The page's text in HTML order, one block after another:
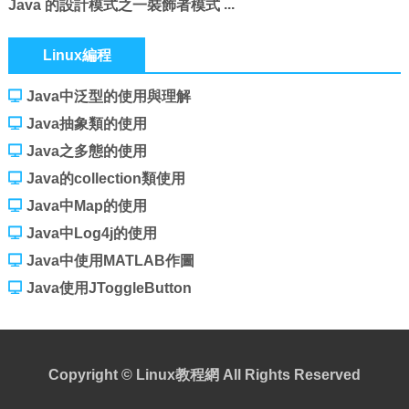
Java 的設計模式之一裝飾者模式
Linux編程
Java中泛型的使用與理解
Java抽象類的使用
Java之多態的使用
Java的collection類使用
Java中Map的使用
Java中Log4j的使用
Java中使用MATLAB作圖
Java使用JToggleButton
Copyright © Linux教程網 All Rights Reserved